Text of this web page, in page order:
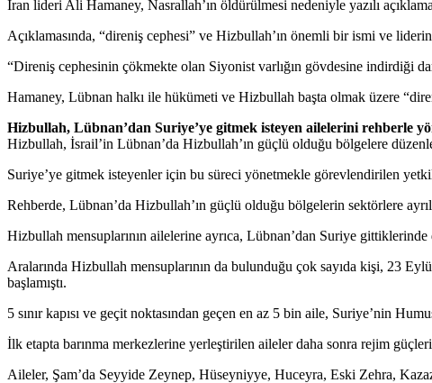
İran lideri Ali Hamaney, Nasrallah’ın öldürülmesi nedeniyle yazılı
Açıklamasında, “direniş cephesi” ve Hizbullah’ın önemli bir ismi ve
“Direniş cephesinin çökmekte olan Siyonist varlığın gövdesine indirdiği
Hamaney, Lübnan halkı ile hükümeti ve Hizbullah başta olmak üzere
Hizbullah, Lübnan’dan Suriye’ye gitmek isteyen ailelerini rehberle
Hizbullah, İsrail’in Lübnan’da Hizbullah’ın güçlü olduğu bölgelere
Suriye’ye gitmek isteyenler için bu süreci yönetmekle görevlendirilen
Rehberde, Lübnan’da Hizbullah’ın güçlü olduğu bölgelerin sektörlere
Hizbullah mensuplarının ailelerine ayrıca, Lübnan’dan Suriye
Aralarında Hizbullah mensuplarının da bulunduğu çok sayıda kişi, 23
başlamıştı.
5 sınır kapısı ve geçit noktasından geçen en az 5 bin aile, Suriye’nin
İlk etapta barınma merkezlerine yerleştirilen aileler daha sonra rejim
Aileler, Şam’da Seyyide Zeynep, Hüseyniyye, Huceyra, Eski Zehra,